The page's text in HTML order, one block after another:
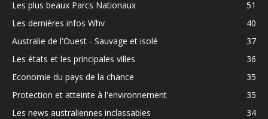
Les plus beaux Parcs Nationaux
51
Les dernières infos Whv
40
Australie de l'Ouest - Sauvage et isolé
37
Les états et les principales villes
36
Economie du pays de la chance
35
Protection et atteinte à l'environnement
35
Les news australiennes inclassables
34